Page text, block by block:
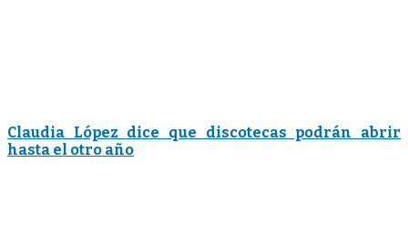
Claudia López dice que discotecas podrán abrir
hasta el otro año